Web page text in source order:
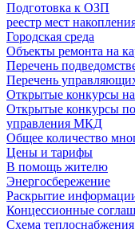
Подготовка к ОЗП
реестр мест
Городская среда
Объекты ремонта на
Перечень
Перечень
Открытые конкурсы на
Открытые конкурсы
управления МКД
Общее количество
Цены и тарифы
В помощь жителю
Энергосбережение
Раскрытие
Концессионные
Схема теплоснабжения